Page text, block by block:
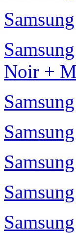
Noir +